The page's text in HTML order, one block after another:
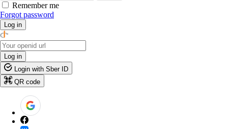
Remember me
Forgot password
Log in
Log in
Login with Sber ID
QR code